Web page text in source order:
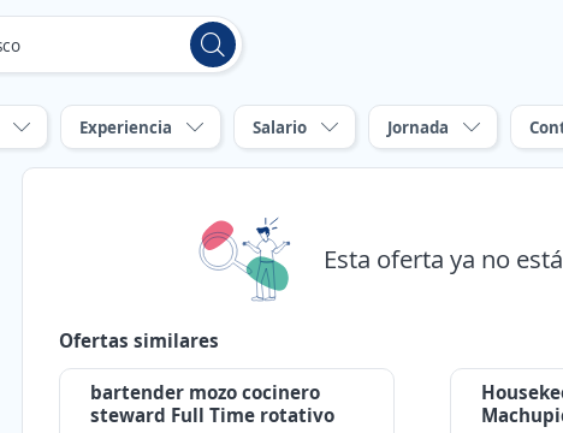
Experiencia Salario Jornada
Esta oferta ya no
Ofertas similares
bartender mozo cocinero
steward Full Time rotativo